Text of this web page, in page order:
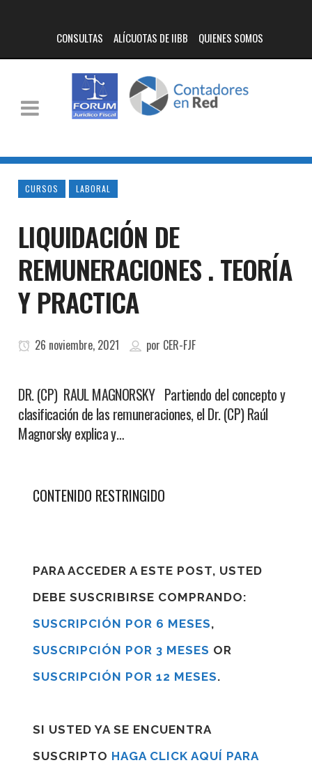
CONSULTAS ALÍCUOTAS DE IIBB QUIENES SOMOS
CURSOS LABORAL
LIQUIDACIÓN DE
REMUNERACIONES . TEORÍA
Y PRACTICA
26 noviembre, 2021 por CER-FJF
DR. (CP) RAUL MAGNORSKY Partiendo del concepto y
clasificación de las remuneraciones, el Dr. (CP) Raúl
Magnorsky explica y…
CONTENIDO RESTRINGIDO
PARA ACCEDER A ESTE POST, USTED
DEBE SUSCRIBIRSE COMPRANDO:
SUSCRIPCIÓN POR 6 MESES,
SUSCRIPCIÓN POR 3 MESES OR
SUSCRIPCIÓN POR 12 MESES.
SI USTED YA SE ENCUENTRA
SUSCRIPTO HAGA CLICK AQUÍ PARA